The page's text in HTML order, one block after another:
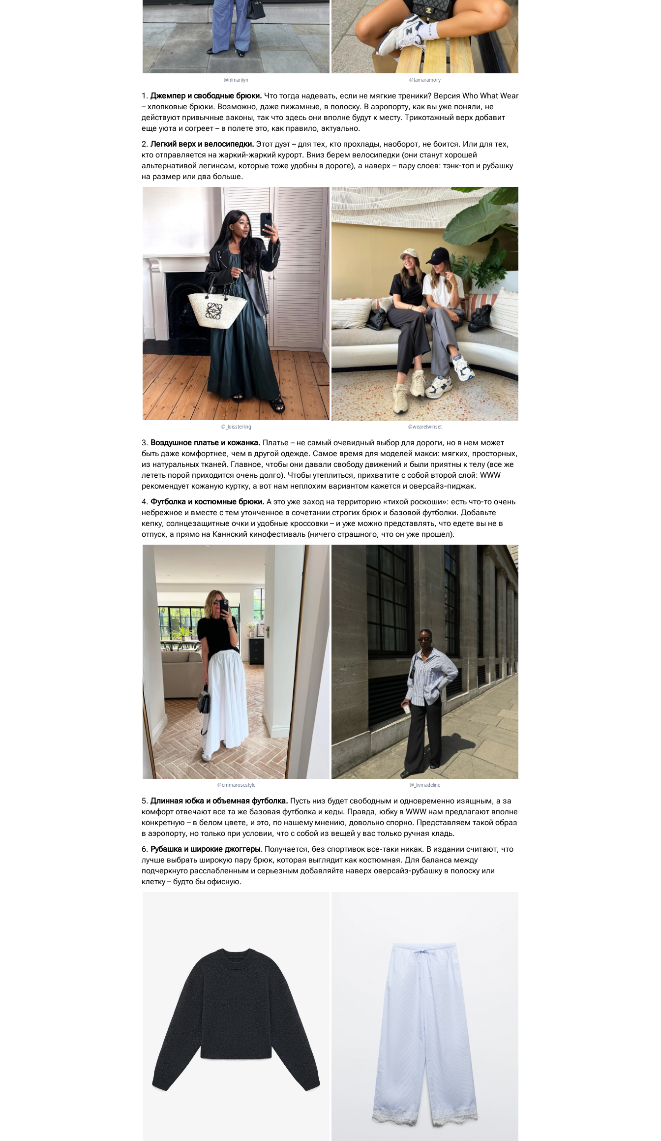
@nlmarilyn @tamaramory
1. Джемпер и свободные брюки. Что тогда надевать, если не мягкие треники? Версия Who What Wear
– хлопковые брюки. Возможно, даже пижамные, в полоску. В аэропорту, как вы уже поняли, не
действуют привычные законы, так что здесь они вполне будут к месту. Трикотажный верх добавит
еще уюта и согреет – в полете это, как правило, актуально.
2. Легкий верх и велосипедки. Этот дуэт – для тех, кто прохлады, наоборот, не боится. Или для тех,
кто отправляется на жаркий-жаркий курорт. Вниз берем велосипедки (они станут хорошей
альтернативой легинсам, которые тоже удобны в дороге), а наверх – пару слоев: тэнк-топ и рубашку
на размер или два больше.
@_loissterling @wearetwinset
3. Воздушное платье и кожанка. Платье – не самый очевидный выбор для дороги, но в нем может
быть даже комфортнее, чем в другой одежде. Самое время для моделей макси: мягких, просторных,
из натуральных тканей. Главное, чтобы они давали свободу движений и были приятны к телу (все же
лететь порой приходится очень долго). Чтобы утеплиться, прихватите с собой второй слой: WWW
рекомендует кожаную куртку, а вот нам неплохим вариантом кажется и оверсайз-пиджак.
4. Футболка и костюмные брюки. А это уже заход на территорию «тихой роскоши»: есть что-то очень
небрежное и вместе с тем утонченное в сочетании строгих брюк и базовой футболки. Добавьте
кепку, солнцезащитные очки и удобные кроссовки – и уже можно представлять, что едете вы не в
отпуск, а прямо на Каннский кинофестиваль (ничего страшного, что он уже прошел).
@emmarosestyle @_livmadeline
5. Длинная юбка и объемная футболка. Пусть низ будет свободным и одновременно изящным, а за
комфорт отвечают все та же базовая футболка и кеды. Правда, юбку в WWW нам предлагают вполне
конкретную – в белом цвете, и это, по нашему мнению, довольно спорно. Представляем такой образ
в аэропорту, но только при условии, что с собой из вещей у вас только ручная кладь.
6. Рубашка и широкие джоггеры. Получается, без спортивок все-таки никак. В издании считают, что
лучше выбрать широкую пару брюк, которая выглядит как костюмная. Для баланса между
подчеркнуто расслабленным и серьезным добавляйте наверх оверсайз-рубашку в полоску или
клетку – будто бы офисную.